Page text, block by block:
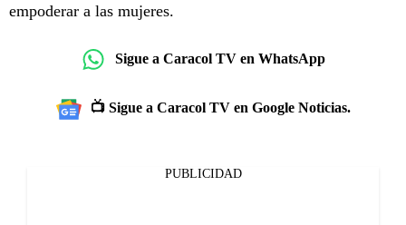
empoderar a las mujeres.
Sigue a Caracol TV en WhatsApp
📺 Sigue a Caracol TV en Google Noticias.
PUBLICIDAD